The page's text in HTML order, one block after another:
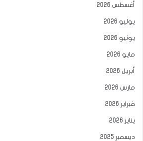
أغسطس 2026
يوليو 2026
يونيو 2026
مايو 2026
أبريل 2026
مارس 2026
فبراير 2026
يناير 2026
ديسمبر 2025